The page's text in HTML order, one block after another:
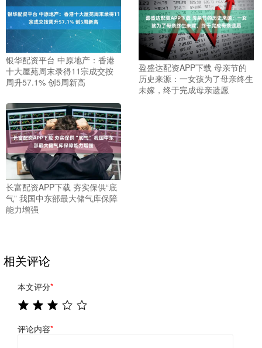
银华配资平台 中原地产：香港
十大屋苑周末录得11宗成交按
周升57.1% 创5周新高
盈盛达配资APP下载 母亲节的
历史来源：一女孩为了母亲终生
未嫁，终于完成母亲遗愿
长富配资APP下载 夯实保供“底
气” 我国中东部最大储气库保障
能力增强
相关评论
本文评分*
评论内容*